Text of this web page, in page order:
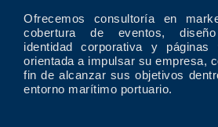
Ofrecemos consultoría en
cobertura de eventos,
identidad corporativa y páginas
orientada a impulsar su empresa,
fin de alcanzar sus objetivos
entorno marítimo portuario.